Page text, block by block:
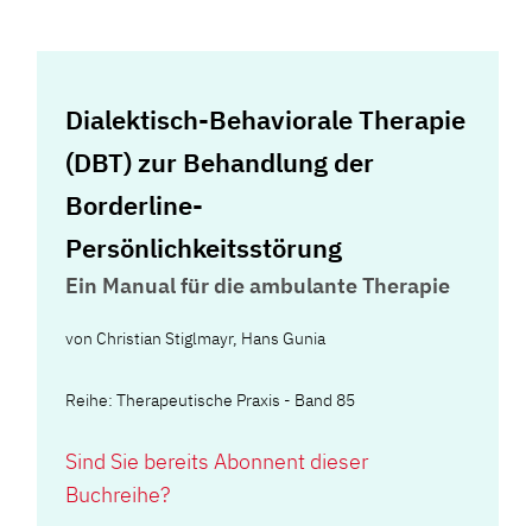
Dialektisch-Behaviorale Therapie
(DBT) zur Behandlung der
Borderline-
Persönlichkeitsstörung
Ein Manual für die ambulante Therapie
vonChristian Stiglmayr, Hans Gunia
Reihe: Therapeutische Praxis - Band 85
Sind Sie bereits Abonnent dieser
Buchreihe?